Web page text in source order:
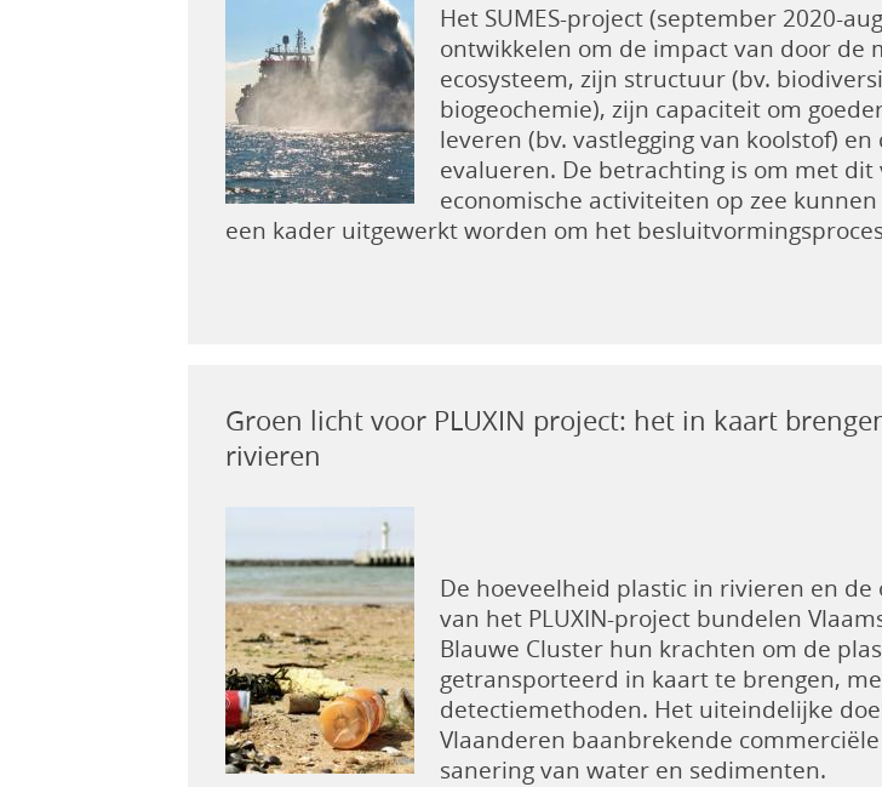
Het SUMES-project (september 2020-
ontwikkelen om de impact van door de
ecosysteem, zijn structuur (bv.
biogeochemie), zijn capaciteit om
leveren (bv. vastlegging van koolstof)
evalueren. De betrachting is om met
economische activiteiten op zee
een kader uitgewerkt worden om het
Groen licht voor PLUXIN project: het in kaart
rivieren
De hoeveelheid plastic in rivieren en
van het PLUXIN-project bundelen
Blauwe Cluster hun krachten om de
getransporteerd in kaart te brengen,
detectiemethoden. Het uiteindelijke
Vlaanderen baanbrekende
sanering van water en sedimenten.